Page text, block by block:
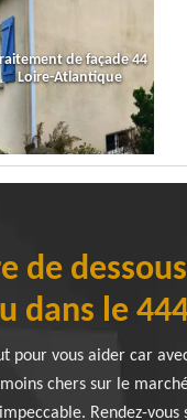
de façade 44
Loire-Atlantique
de
dans le
pour vous aider car
chers sur le
Rendez-vous